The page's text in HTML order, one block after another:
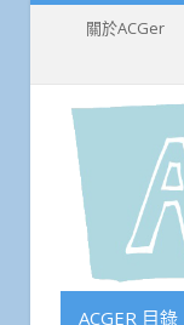
關於ACGer
ACGER 目錄